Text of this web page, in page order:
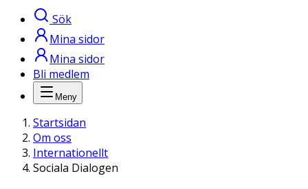
Sök
Mina sidor
Mina sidor
Bli medlem
Meny
Startsidan
Om oss
Internationellt
Sociala Dialogen